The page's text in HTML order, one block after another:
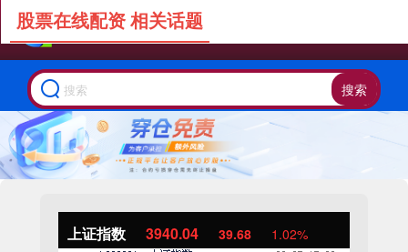
搜索
上证指数 3940.04 39.68 1.02%
股票在线配资 相关话题